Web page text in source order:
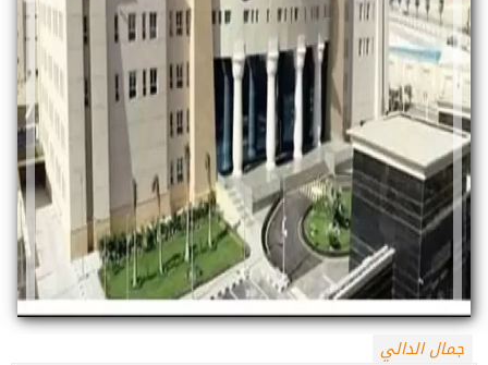
جمال الدالي